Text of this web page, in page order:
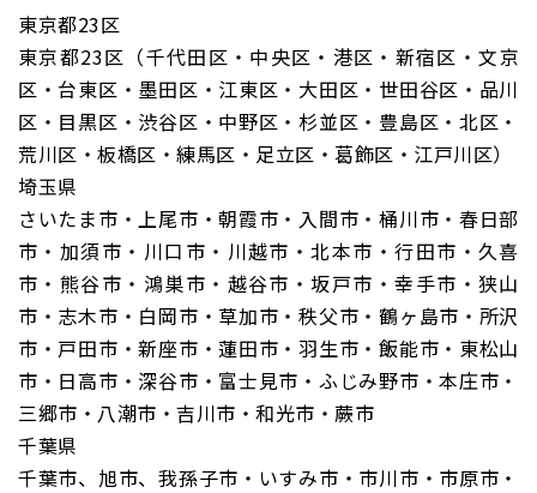
東京都23区
東京都23区（千代田区・中央区・港区・新宿区・文京
区・台東区・墨田区・江東区・大田区・世田谷区・品川
区・目黒区・渋谷区・中野区・杉並区・豊島区・北区・
荒川区・板橋区・練馬区・足立区・葛飾区・江戸川区）
埼玉県
さいたま市・上尾市・朝霞市・入間市・桶川市・春日部
市・加須市・川口市・川越市・北本市・行田市・久喜
市・熊谷市・鴻巣市・越谷市・坂戸市・幸手市・狭山
市・志木市・白岡市・草加市・秩父市・鶴ヶ島市・所沢
市・戸田市・新座市・蓮田市・羽生市・飯能市・東松山
市・日高市・深谷市・富士見市・ふじみ野市・本庄市・
三郷市・八潮市・吉川市・和光市・蕨市
千葉県
千葉市、旭市、我孫子市・いすみ市・市川市・市原市・